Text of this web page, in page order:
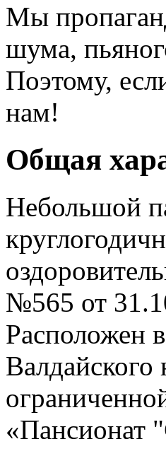
Мы
шума,
Поэтому,
нам!
Общая
Небольшой
№565 от
Расположен
«Пансионат